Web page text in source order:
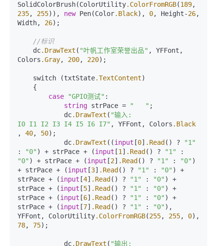
SolidColorBrush(ColorUtility.ColorFromRGB(189
235, 255)), new Pen(Color.Black), 0, Height-26,
Width, 26);
//标识
dc.DrawText ( "叶帆工作室荣誉出品" , YFFont,
Colors .Gray, 200, 220);
switch (txtState.TextContent)
{
case
"GPIO测试" :
string strPace = "   " ;
dc.DrawText ( "输入:
I0 I1 I2 I3 I4 I5 I6 I7" , YFFont, Colors .Black
, 40, 50);
dc.DrawText ((input [0] .Read () ?
"1"
:
"0" ) + strPace + (input [1 ] .Read () ? "1"
"0" ) + strPace + (input [2] .Read () ? "1" : "0" )
+ strPace + (input [3] .Read () ? "1" : "0" ) +
strPace + (input [4] .Read () ? "1" : "0" ) +
strPace + (input [5] .Read () ? "1" : "0" ) +
strPace + (input [6] .Read () ? "1" : "0" ) +
strPace + (input [7] .Read () ? "1" : "0" ),
YFFont, ColorUtility.ColorFromRGB(255, 255, 0
78, 75);
dc.DrawText ( "输出: